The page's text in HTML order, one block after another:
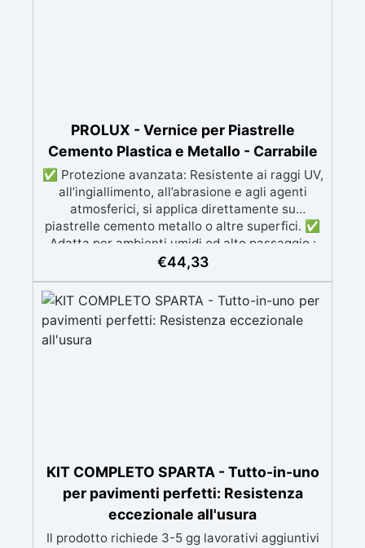
PROLUX - Vernice per Piastrelle
Cemento Plastica e Metallo - Carrabile
✅ Protezione avanzata: Resistente ai raggi UV,
all’ingiallimento, all’abrasione e agli agenti
atmosferici, si applica direttamente su
piastrelle cemento metallo o altre superfici. ✅
Adatta per ambienti umidi od alto passaggio :
Formulazione Poliuretanica, ideale per ambienti
superiore alle resine epossidiche e vernici
classiche. ✅ Finitura versatile e
personalizzabile: Disponibile in qualsiasi colore,
con finitura lucida o satinata. Coprente in una
574/2014 - Marcatura CE secondo EN 1504-2 e
relativa Dichiarazione di Prestazione (DoP) ✅
Facile da Usare, miscela i 2 componenti (2 : 1)
comodamente predosati
€44,33
KIT COMPLETO SPARTA - Tutto-in-uno
per pavimenti perfetti: Resistenza
eccezionale all'usura
Il prodotto richiede 3-5 gg lavorativi aggiuntivi